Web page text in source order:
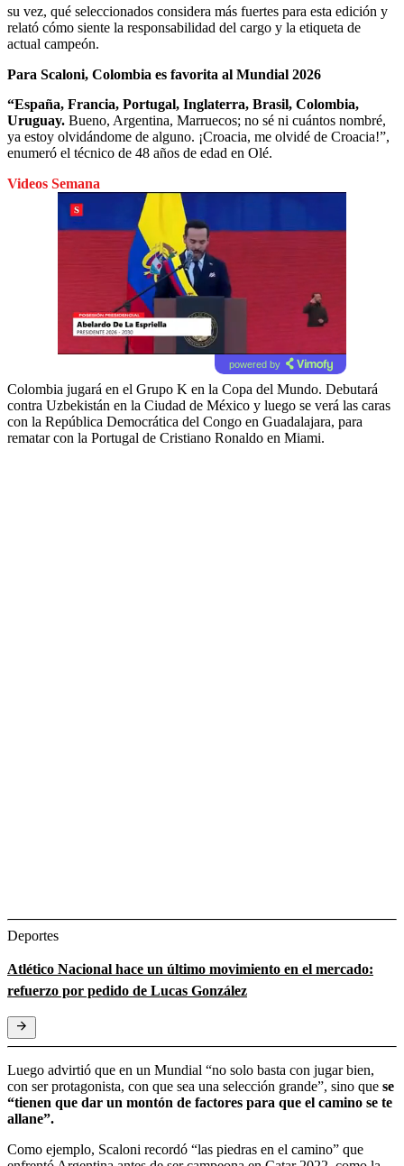
su vez, qué seleccionados considera más fuertes para esta edición y
relató cómo siente la responsabilidad del cargo y la etiqueta de
actual campeón.
Para Scaloni, Colombia es favorita al Mundial 2026
“España, Francia, Portugal, Inglaterra, Brasil, Colombia,
Uruguay. Bueno, Argentina, Marruecos; no sé ni cuántos nombré,
ya estoy olvidándome de alguno. ¡Croacia, me olvidé de Croacia!”,
enumeró el técnico de 48 años de edad en Olé.
Videos Semana
powered by
Colombia jugará en el Grupo K en la Copa del Mundo. Debutará
contra Uzbekistán en la Ciudad de México y luego se verá las caras
con la República Democrática del Congo en Guadalajara, para
rematar con la Portugal de Cristiano Ronaldo en Miami.
Deportes
Atlético Nacional hace un último movimiento en el mercado:
refuerzo por pedido de Lucas González
Luego advirtió que en un Mundial “no solo basta con jugar bien,
con ser protagonista, con que sea una selección grande”, sino que se
“tienen que dar un montón de factores para que el camino se te
allane”.
Como ejemplo, Scaloni recordó “las piedras en el camino” que